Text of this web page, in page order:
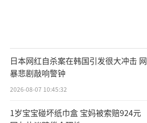
日本网红自杀案在韩国引发很大冲击 网
暴悲剧敲响警钟
2026-08-07 10:45:32
1岁宝宝碰坏纸巾盒 宝妈被索赔924元